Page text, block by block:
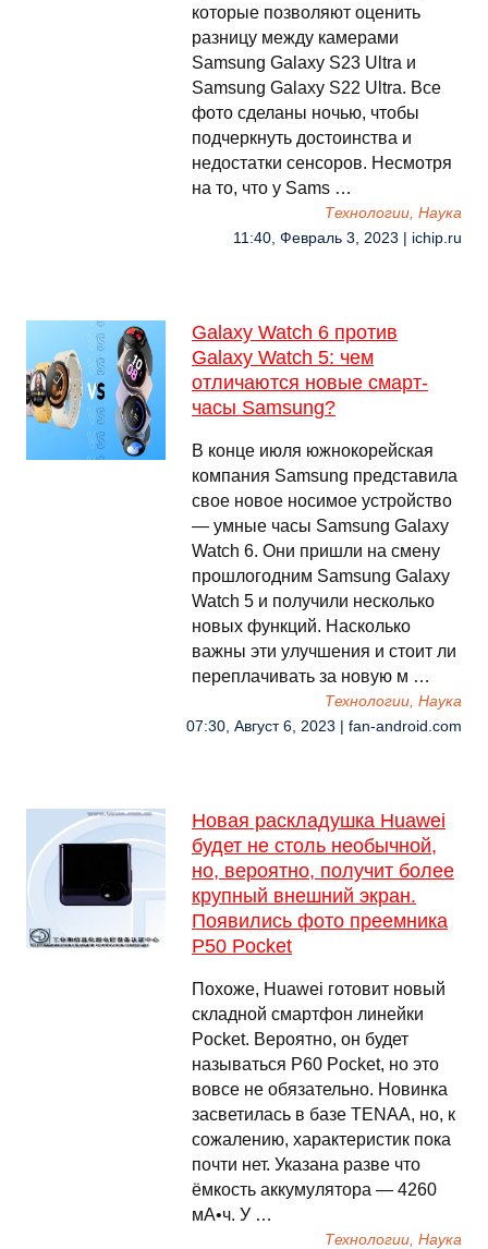
которые позволяют оценить
разницу между камерами
Samsung Galaxy S23 Ultra и
Samsung Galaxy S22 Ultra. Все
фото сделаны ночью, чтобы
подчеркнуть достоинства и
недостатки сенсоров. Несмотря
на то, что у Sams …
Технологии, Наука
11:40, Февраль 3, 2023 | ichip.ru
Galaxy Watch 6 против
Galaxy Watch 5: чем
отличаются новые смарт-
часы Samsung?
В конце июля южнокорейская
компания Samsung представила
свое новое носимое устройство
— умные часы Samsung Galaxy
Watch 6. Они пришли на смену
прошлогодним Samsung Galaxy
Watch 5 и получили несколько
новых функций. Насколько
важны эти улучшения и стоит ли
переплачивать за новую м …
Технологии, Наука
07:30, Август 6, 2023 | fan-android.com
Новая раскладушка Huawei
будет не столь необычной,
но, вероятно, получит более
крупный внешний экран.
Появились фото преемника
P50 Pocket
Похоже, Huawei готовит новый
складной смартфон линейки
Pocket. Вероятно, он будет
называться P60 Pocket, но это
вовсе не обязательно. Новинка
засветилась в базе TENAA, но, к
сожалению, характеристик пока
почти нет. Указана разве что
ёмкость аккумулятора — 4260
мА•ч. У …
Технологии, Наука